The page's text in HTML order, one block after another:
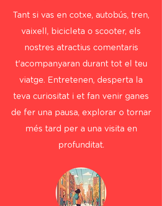
Tant si vas en cotxe, autobús, tren,
vaixell, bicicleta o scooter, els
nostres atractius comentaris
t'acompanyaran durant tot el teu
viatge. Entretenen, desperta la
teva curiositat i et fan venir ganes
de fer una pausa, explorar o tornar
més tard per a una visita en
profunditat.